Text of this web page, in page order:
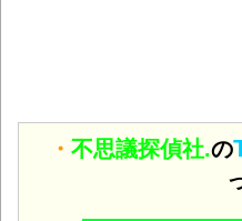
・ 不思議探偵社.の